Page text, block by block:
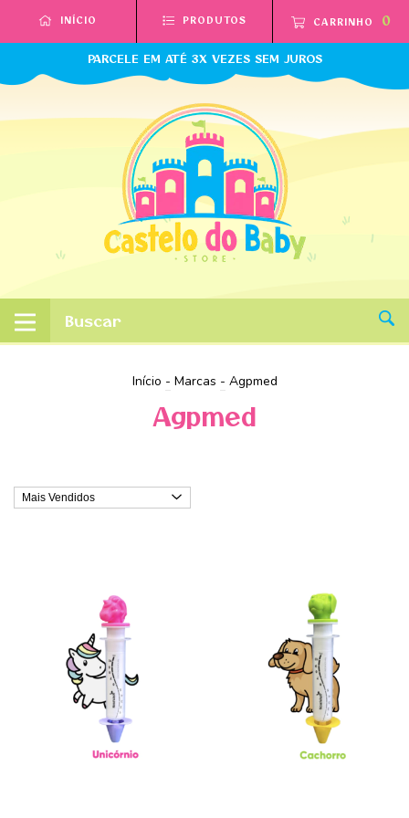
INÍCIO PRODUTOS CARRINHO 0
PARCELE EM ATÉ 3X VEZES SEM JUROS
Início - Marcas - Agpmed
Agpmed